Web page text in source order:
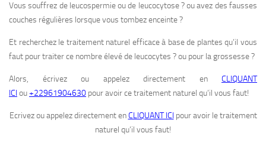
Vous souffrez de leucospermie ou de leucocytose ? ou avez des fausses
couches régulières lorsque vous tombez enceinte ?
Et recherchez le traitement naturel efficace à base de plantes qu’il vous
faut pour traiter ce nombre élevé de leucocytes ? ou pour la grossesse ?
Alors, écrivez ou appelez directement en CLIQUANT
ICI ou+22961904630 pour avoir ce traitement naturel qu’il vous faut!
Ecrivez ou appelez directement enCLIQUANT ICI pour avoir le traitement
naturel qu’il vous faut!